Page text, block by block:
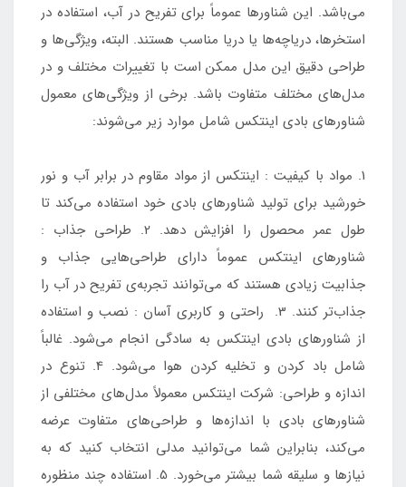
می‌باشد. این شناورها عموماً برای تفریح در آب، استفاده در
استخرها، دریاچه‌ها یا دریا مناسب هستند. البته، ویژگی‌ها و
طراحی دقیق این مدل ممکن است با تغییرات مختلف و در
مدل‌های مختلف متفاوت باشد. برخی از ویژگی‌های معمول
شناورهای بادی اینتکس شامل موارد زیر می‌شوند:
1. مواد با کیفیت : اینتکس از مواد مقاوم در برابر آب و نور
خورشید برای تولید شناورهای بادی خود استفاده می‌کند تا
طول عمر محصول را افزایش دهد. 2. طراحی جذاب :
شناورهای اینتکس عموماً دارای طراحی‌هایی جذاب و
جذابیت زیادی هستند که می‌توانند تجربه‌ی تفریح در آب را
جذاب‌تر کنند. 3. راحتی و کاربری آسان : نصب و استفاده
از شناورهای بادی اینتکس به سادگی انجام می‌شود. غالباً
شامل باد کردن و تخلیه کردن هوا می‌شود. 4. تنوع در
اندازه و طراحی: شرکت اینتکس معمولاً مدل‌های مختلفی از
شناورهای بادی با اندازه‌ها و طراحی‌های متفاوت عرضه
می‌کند، بنابراین شما می‌توانید مدلی انتخاب کنید که به
نیازها و سلیقه شما بیشتر می‌خورد. 5. استفاده چند منظوره